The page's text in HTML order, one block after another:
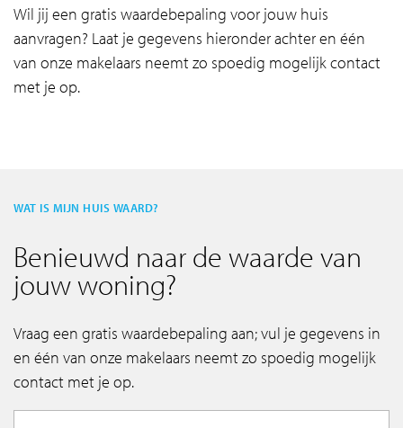
Wil jij een gratis waardebepaling voor jouw huis
aanvragen? Laat je gegevens hieronder achter en één
van onze makelaars neemt zo spoedig mogelijk contact
met je op.
WAT IS MIJN HUIS WAARD?
Benieuwd naar de waarde van
jouw woning?
Vraag een gratis waardebepaling aan; vul je gegevens in
en één van onze makelaars neemt zo spoedig mogelijk
contact met je op.